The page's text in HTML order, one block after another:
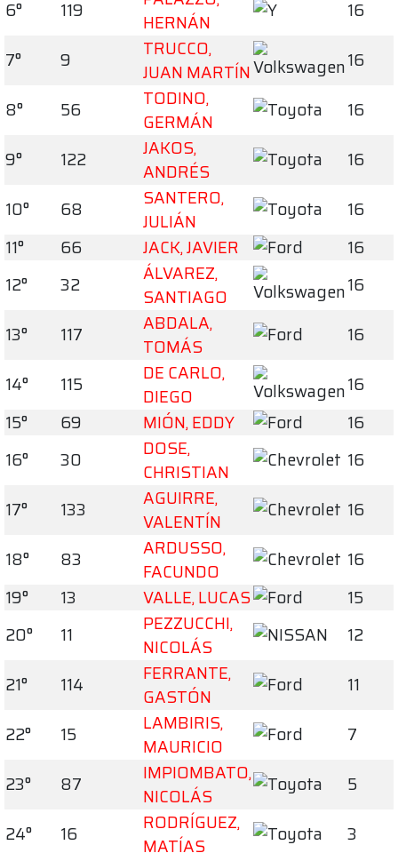
6° 119
HERNÁN
16
7°
9
TRUCCO,
JUAN MARTÍN
16
8°
56
TODINO,
GERMÁN
16
9°
122
JAKOS,
ANDRÉS
16
10°
68
SANTERO,
JULIÁN
16
11°
66 JACK, JAVIER
16
12°
32
ÁLVAREZ,
SANTIAGO
16
13°
117
ABDALA,
TOMÁS
16
14°
115
DE CARLO,
DIEGO
16
15°
69 MIÓN, EDDY
16
16°
30
DOSE,
CHRISTIAN
16
17°
133
AGUIRRE,
VALENTÍN
16
18°
83
ARDUSSO,
FACUNDO
16
19°
13 VALLE, LUCAS
15
20°
11
PEZZUCCHI,
NICOLÁS
12
21°
114
FERRANTE,
GASTÓN
11
22°
15
LAMBIRIS,
MAURICIO
7
23°
87
IMPIOMBATO,
NICOLÁS
5
24°
16
RODRÍGUEZ,
MATÍAS
3